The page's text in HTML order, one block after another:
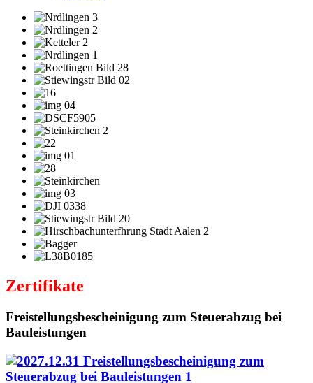
Zertifikate
Freistellungsbescheinigung zum Steuerabzug bei
Bauleistungen